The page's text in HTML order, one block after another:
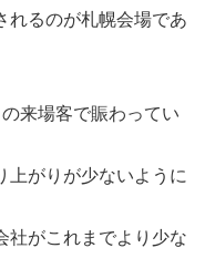
れるのが札幌会場であ
来場客で賑わってい
上がりが少ないように
社がこれまでより少な